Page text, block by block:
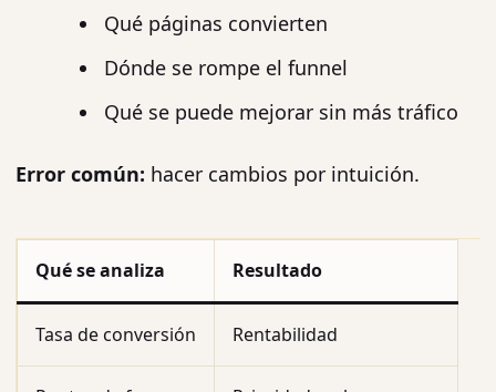
Qué páginas convierten
Dónde se rompe el funnel
Qué se puede mejorar sin más tráfico
Error común: hacer cambios por intuición.
Qué se analiza Resultado
Tasa de conversión Rentabilidad